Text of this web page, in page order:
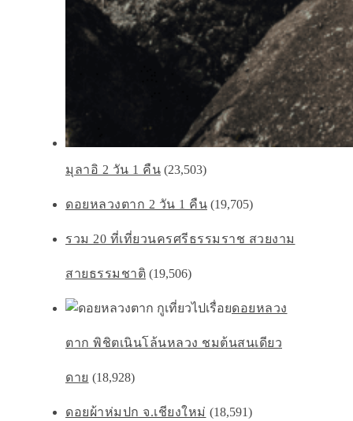
มุลาอิ 2 วัน 1 คืน (23,503)
ดอยหลวงตาก 2 วัน 1 คืน (19,705)
รวม 20 ที่เที่ยวนครศรีธรรมราช สวยงาม
สายธรรมชาติ (19,506)
ดอยหลวง
ตาก พิชิตเนินโล้นหลวง ชมต้นสนเดียว
ดาย (18,928)
ดอยผ้าห่มปก จ.เชียงใหม่ (18,591)